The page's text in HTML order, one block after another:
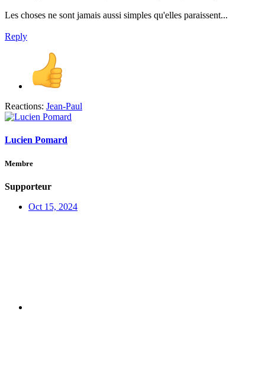
Les choses ne sont jamais aussi simples qu'elles paraissent...
Reply
Reactions: Jean-Paul
Lucien Pomard
Membre
Supporteur
Oct 15, 2024